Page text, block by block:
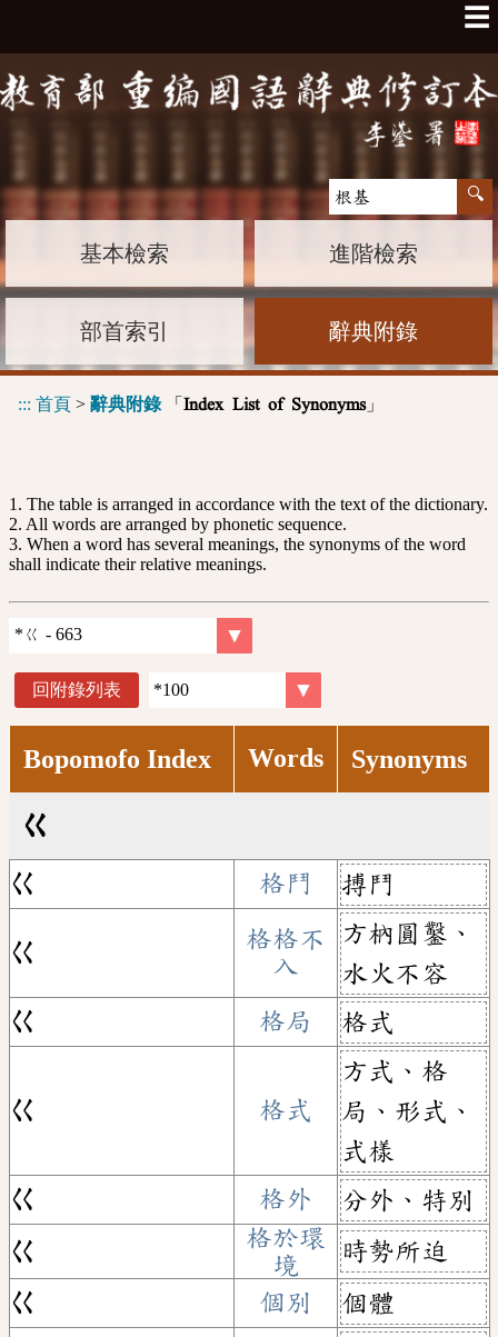
☰
基本檢索 進階檢索
部首索引 辭典附錄
::: 首頁 > 辭典附錄「 Index List of Synonyms」
1. The table is arranged in accordance with the text of the dictionary.
2. All words are arranged by phonetic sequence.
3. When a word has several meanings, the synonyms of the word
shall indicate their relative meanings.
回附錄列表
Bopomofo Index Words Synonyms
ㄍ
ㄍ 格鬥 搏鬥
ㄍ
格格不
入
方枘圓鑿、
水火不容
ㄍ
格局 格式
ㄍ 格式
方式、格
局、形式、
式樣
ㄍ
格外
分外、特別
ㄍ
格於環
境
時勢所迫
ㄍ
個別
個體